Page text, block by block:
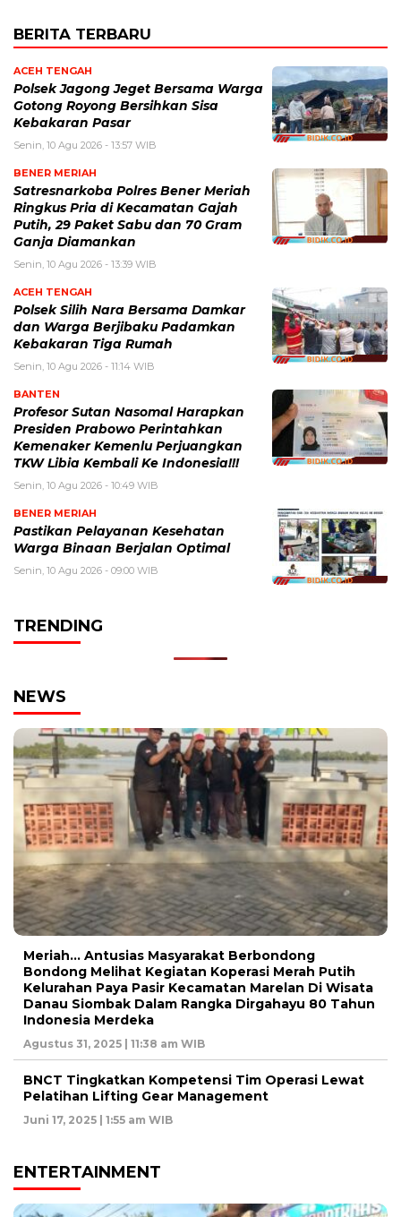
BERITA TERBARU
ACEH TENGAH
Polsek Jagong Jeget Bersama Warga
Gotong Royong Bersihkan Sisa
Kebakaran Pasar
Senin, 10 Agu 2026 - 13:57 WIB
BENER MERIAH
Satresnarkoba Polres Bener Meriah
Ringkus Pria di Kecamatan Gajah
Putih, 29 Paket Sabu dan 70 Gram
Ganja Diamankan
Senin, 10 Agu 2026 - 13:39 WIB
ACEH TENGAH
Polsek Silih Nara Bersama Damkar
dan Warga Berjibaku Padamkan
Kebakaran Tiga Rumah
Senin, 10 Agu 2026 - 11:14 WIB
BANTEN
Profesor Sutan Nasomal Harapkan
Presiden Prabowo Perintahkan
Kemenaker Kemenlu Perjuangkan
TKW Libia Kembali Ke Indonesia!!!
Senin, 10 Agu 2026 - 10:49 WIB
BENER MERIAH
Pastikan Pelayanan Kesehatan
Warga Binaan Berjalan Optimal
Senin, 10 Agu 2026 - 09:00 WIB
TRENDING
NEWS
Meriah… Antusias Masyarakat Berbondong
Bondong Melihat Kegiatan Koperasi Merah Putih
Kelurahan Paya Pasir Kecamatan Marelan Di Wisata
Danau Siombak Dalam Rangka Dirgahayu 80 Tahun
Indonesia Merdeka
Agustus 31, 2025 | 11:38 am WIB
BNCT Tingkatkan Kompetensi Tim Operasi Lewat
Pelatihan Lifting Gear Management
Juni 17, 2025 | 1:55 am WIB
ENTERTAINMENT